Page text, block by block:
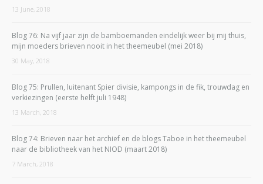
13 June, 2018
Blog 76: Na vijf jaar zijn de bamboemanden eindelijk weer bij mij thuis,
mijn moeders brieven nooit in het theemeubel (mei 2018)
30 May, 2018
Blog 75: Prullen, luitenant Spier divisie, kampongs in de fik, trouwdag en
verkiezingen (eerste helft juli 1948)
13 March, 2018
Blog 74: Brieven naar het archief en de blogs Taboe in het theemeubel
naar de bibliotheek van het NIOD (maart 2018)
7 March, 2018